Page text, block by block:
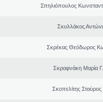
Σπηλιόπουλος
Σκυλλάκος
Σκρέκας Θεόδωρος
Σκραφνάκη Μαρία
Σκοπελίτης